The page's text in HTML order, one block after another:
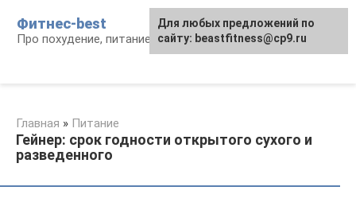
контенту
Фитнес-best
Про похудение, питание и фитнес
Главная » Питание
Гейнер: срок годности открытого сухого и
разведенного
Для любых предложений по
сайту: beastfitness@cp9.ru